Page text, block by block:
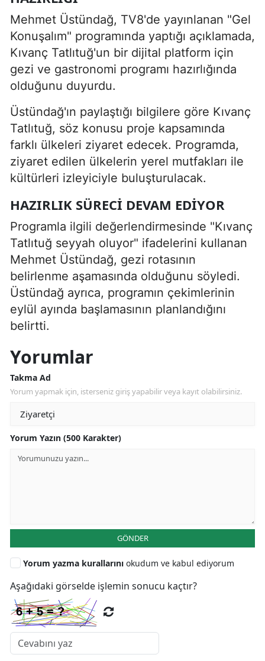
Mehmet Üstündağ, TV8'de yayınlanan "Gel
Konuşalım" programında yaptığı açıklamada,
Kıvanç Tatlıtuğ'un bir dijital platform için
gezi ve gastronomi programı hazırlığında
olduğunu duyurdu.
Üstündağ'ın paylaştığı bilgilere göre Kıvanç
Tatlıtuğ, söz konusu proje kapsamında
farklı ülkeleri ziyaret edecek. Programda,
ziyaret edilen ülkelerin yerel mutfakları ile
kültürleri izleyiciyle buluşturulacak.
HAZIRLIK SÜRECI DEVAM EDIYOR
Programla ilgili değerlendirmesinde "Kıvanç
Tatlıtuğ seyyah oluyor" ifadelerini kullanan
Mehmet Üstündağ, gezi rotasının
belirlenme aşamasında olduğunu söyledi.
Üstündağ ayrıca, programın çekimlerinin
eylül ayında başlamasının planlandığını
belirtti.
Yorumlar
Takma Ad
Yorum yapmak için, isterseniz giriş yapabilir veya kayıt olabilirsiniz.
Yorum Yazın (500 Karakter)
GÖNDER
Yorum yazma kurallarını okudum ve kabul ediyorum
Aşağıdaki görselde işlemin sonucu kaçtır?